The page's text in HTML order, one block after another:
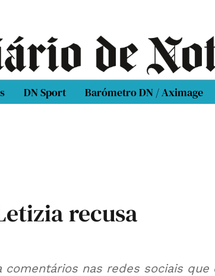
DN Sport Barómetro DN / Aximage
recusa
comentários nas redes sociais que